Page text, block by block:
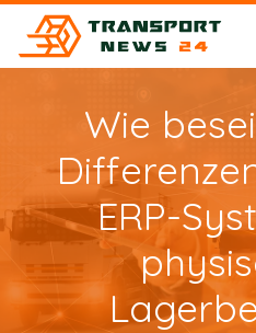
Wie
ERP-